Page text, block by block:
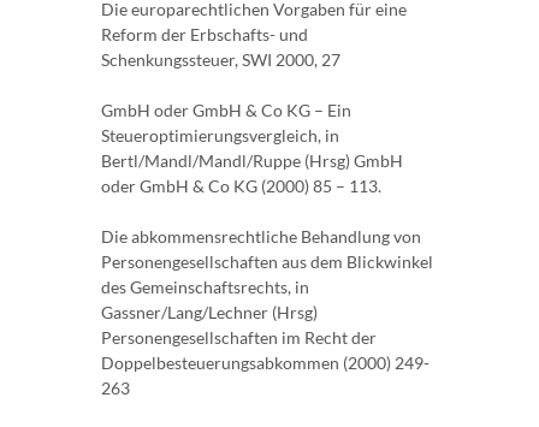
Die europarechtlichen Vorgaben für eine
Reform der Erbschafts- und
Schenkungssteuer, SWI 2000, 27
GmbH oder GmbH & Co KG – Ein
Steueroptimierungsvergleich, in
Bertl/Mandl/Mandl/Ruppe (Hrsg) GmbH
oder GmbH & Co KG (2000) 85 – 113.
Die abkommensrechtliche Behandlung von
Personengesellschaften aus dem Blickwinkel
des Gemeinschaftsrechts, in
Gassner/Lang/Lechner (Hrsg)
Personengesellschaften im Recht der
Doppelbesteuerungsabkommen (2000) 249-
263